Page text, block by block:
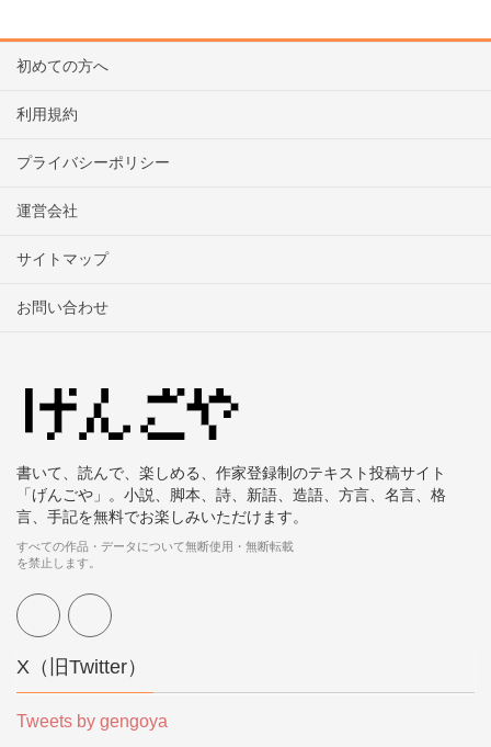
初めての方へ
利用規約
プライバシーポリシー
運営会社
サイトマップ
お問い合わせ
書いて、読んで、楽しめる、作家登録制のテキスト投稿サイト
「げんごや」。小説、脚本、詩、新語、造語、方言、名言、格
言、手記を無料でお楽しみいただけます。
すべての作品・データについて無断使用・無断転載
を禁止します。
X（旧Twitter）
Tweets by gengoya